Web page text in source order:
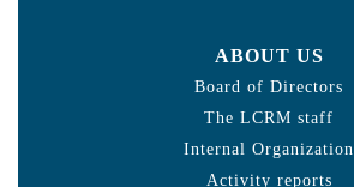
ABOUT US
Board of Directors
The LCRM staff
Internal Organization
Activity reports